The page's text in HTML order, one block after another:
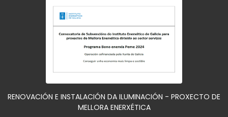
RENOVACIÓN E INSTALACIÓN DA ILUMINACIÓN - PROXECTO DE
MELLORA ENERXÉTICA